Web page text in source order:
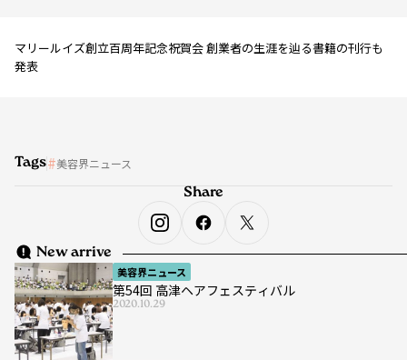
マリールイズ創立百周年記念祝賀会 創業者の生涯を辿る書籍の刊行も
発表
Tags 美容界ニュース
New arrive
美容界ニュース
第54回 高津ヘアフェスティバル
2020.10.29
Share